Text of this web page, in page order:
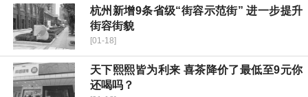
杭州新增9条省级“街容示范街” 进一步提升
街容街貌
[01-18]
天下熙熙皆为利来 喜茶降价了最低至9元你
还喝吗？